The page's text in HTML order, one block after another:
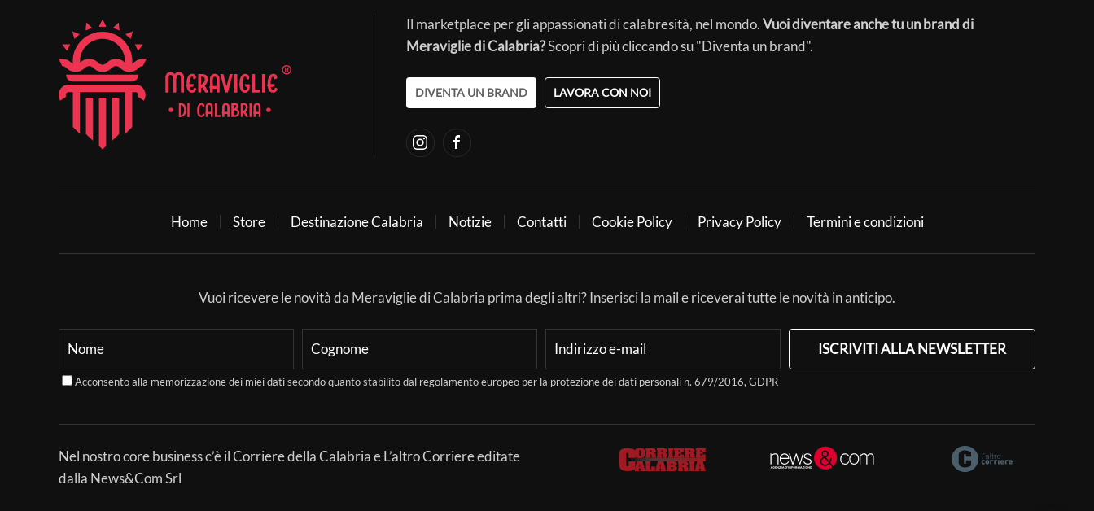
Il marketplace per gli appassionati di calabresità, nel mondo.Vuoi diventare anche tu un brand di
Meraviglie di Calabria?Scopri di più cliccando su "Diventa un brand".
DIVENTA UN BRAND LAVORA CON NOI
Home Store Destinazione Calabria Notizie Contatti Cookie Policy Privacy Policy Termini e condizioni
Vuoi ricevere le novità da Meraviglie di Calabria prima degli altri? Inserisci la mail e riceverai tutte le novità in anticipo.
ISCRIVITI ALLA NEWSLETTER
Acconsento alla memorizzazione dei miei dati secondo quanto stabilito dal regolamento europeo per la protezione dei dati personali n. 679/2016, GDPR
Nel nostro core business c’è il Corriere della Calabria e L’altro Corriere editate
dalla News&Com Srl